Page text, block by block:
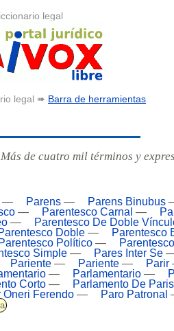
legal
legal ➠ Barra de herramientas
Más de cuatro mil términos y
— Parens — Parens Binubus
— Parentesco Carnal —
—
Parentesco De Doble
Doble —
Parentesco
Parentesco Político —
Simple — Pares Inter Se
Pariente — Pariente — Parir
— Parlamentario —
Corto —
Parlamento De Paris
Oneri Ferendo — Paro Patronal